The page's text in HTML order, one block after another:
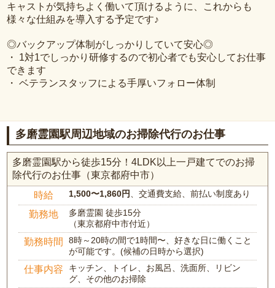
キャストが気持ちよく働いて頂けるように、これからも
様々な仕組みを導入する予定です♪
◎バックアップ体制がしっかりしていて安心◎
・ 1対1でしっかり研修するので初心者でも安心してお仕事
できます
・ ベテランスタッフによる手厚いフォロー体制
多磨霊園駅周辺地域のお掃除代行のお仕事
多磨霊園駅から徒歩15分！4LDK以上一戸建てでのお掃
除代行のお仕事（東京都府中市）
時給 1,500〜1,860円、交通費支給、前払い制度あり
勤務地
多磨霊園 徒歩15分
（東京都府中市付近）
勤務時間
8時～20時の間で1時間〜、好きな日に働くこと
が可能です。(候補の日時から選択)
仕事内容
キッチン、トイレ、お風呂、洗面所、リビン
グ、その他のお掃除